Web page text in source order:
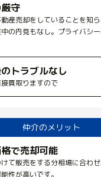
守
産売却をしていることを知
中の内見もなし。プライバシ
トラブルなし
買取りますので
仲介のメリット
で売却可能
て販売をする分相場に合わ
性が高いです。